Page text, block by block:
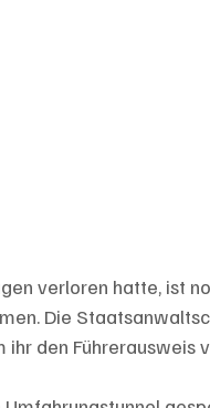
verloren hatte, ist
Die
ihr den Führerausweis